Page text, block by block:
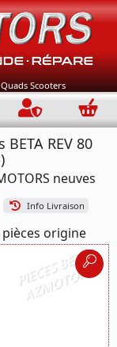
Scooters
Connection
REV 80
neuves
Info Livraison
origine